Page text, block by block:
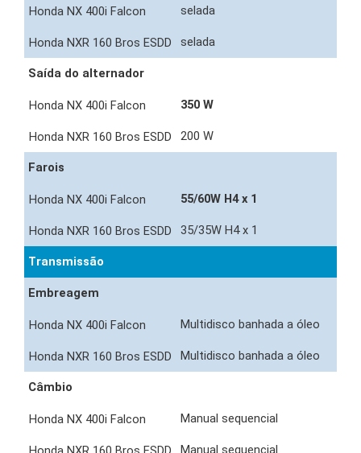
selada
selada
Saída do alternador
350 W
200 W
Farois
55/60W H4 x 1
35/35W H4 x 1
Transmissão
Embreagem
Multidisco banhada a óleo
Multidisco banhada a óleo
Câmbio
Manual sequencial
Manual sequencial